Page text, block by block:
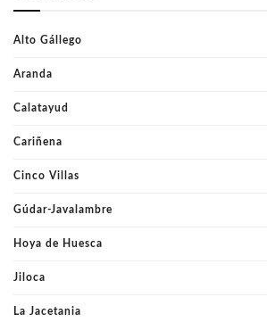
Alto Gállego
Aranda
Calatayud
Cariñena
Cinco Villas
Gúdar-Javalambre
Hoya de Huesca
Jiloca
La Jacetania